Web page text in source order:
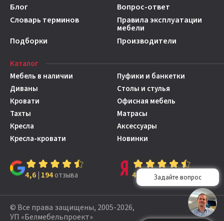
Блог
Вопрос-ответ
Словарь терминов
Правила эксплуатации
мебели
Подборки
Производители
Каталог
Мебель в наличии
Диваны
Кровати
Тахты
Кресла
Кресла-кровати
Пуфики и банкетки
Столы и стулья
Офисная мебель
Матрасы
Аксессуары
Новинки
4,6| 194отзыва 4,7 149отзывов
© Все права защищены, 2005-2026,
УП «Белмебельпроект»